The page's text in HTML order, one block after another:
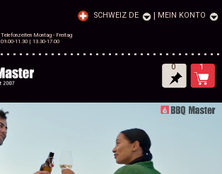
SCHWEIZ DE MEIN KONTO
Telefonzeiten Montag - Freitag
09.00-11.30 | 13.30-17.00
0 1